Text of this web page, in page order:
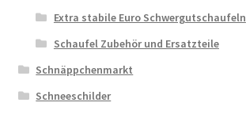
Extra stabile Euro Schwergutschaufeln
Schaufel Zubehör und Ersatzteile
Schnäppchenmarkt
Schneeschilder